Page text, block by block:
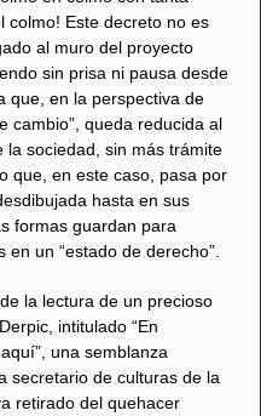
colmo! Este decreto no es
al muro del proyecto
sin prisa ni pausa desde
que, en la perspectiva de
cambio”, queda reducida al
la sociedad, sin más trámite
que, en este caso, pasa por
hasta en sus
formas guardan para
un “estado de derecho”.
la lectura de un precioso
intitulado “En
una semblanza
secretario de culturas de la
retirado del quehacer